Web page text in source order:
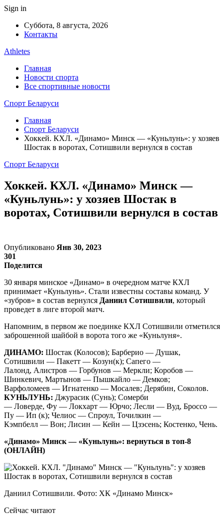
Sign in
Суббота, 8 августа, 2026
Контакты
Athletes
Главная
Новости спорта
Все спортивные новости
Спорт Беларуси
Главная
Спорт Беларуси
Хоккей. КХЛ. «Динамо» Минск — «Куньлунь»: у хозяев
Шостак в воротах, Сотишвили вернулся в состав
Спорт Беларуси
Хоккей. КХЛ. «Динамо» Минск —
«Куньлунь»: у хозяев Шостак в
воротах, Сотишвили вернулся в состав
Опубликовано Янв 30, 2023
301
Поделится
30 января минское «Динамо» в очередном матче КХЛ
принимает «Куньлунь». Стали известны составы команд. У
«зубров» в состав вернулся Даниил Сотишвили, который
проведет в лиге второй матч.
Напомним, в первом же поединке КХЛ Сотишвили отметился
заброшенной шайбой в ворота того же «Куньлуня».
ДИНАМО: Шостак (Колосов); Барберио — Душак,
Сотишвили — Пакетт — Козун(к); Сапего —
Лалонд, Алистров — Горбунов — Меркли; Коробов —
Шинкевич, Мартынов — Пышкайло — Демков;
Варфоломеев — Игнатенко — Мосалев; Дерябин, Соколов.
КУНЬЛУНЬ: Джурасик (Сунь); Сомерби
— Ловерде, Фу — Локхарт — Юрчо; Лесли — Вуд, Броссо —
Пу — Ип (к); Челиос — Спроул, Точилкин —
Кэмпбелл — Вон; Лисин — Кейн — Цзэсень; Костенко, Чень.
«Динамо» Минск — «Куньлунь»: вернуться в топ-8
(ОНЛАЙН)
Даниил Сотишвили. Фото: ХК «Динамо Минск»
Сейчас читают